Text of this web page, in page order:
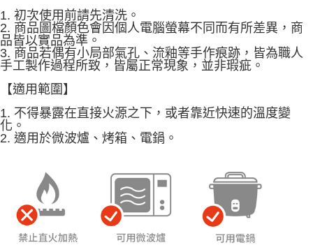
1. 初次使用前請先清洗。
2. 商品圖檔顏色會因個人電腦螢幕不同而有所差異，商
品皆以實品為準。
3. 商品若偶有小局部氣孔、流釉等手作痕跡，皆為職人
手工製作過程所致，皆屬正常現象，並非瑕疵。
【適用範圍】
1. 不得暴露在直接火源之下，或者靠近快速的溫度變
化。
2. 適用於微波爐、烤箱、電鍋。